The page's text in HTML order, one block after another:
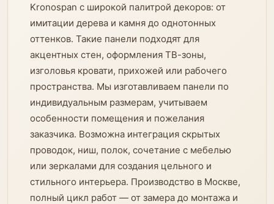
Kronospan с широкой палитрой декоров: от
имитации дерева и камня до однотонных
оттенков. Такие панели подходят для
акцентных стен, оформления ТВ-зоны,
изголовья кровати, прихожей или рабочего
пространства. Мы изготавливаем панели по
индивидуальным размерам, учитываем
особенности помещения и пожелания
заказчика. Возможна интеграция скрытых
проводок, ниш, полок, сочетание с мебелью
или зеркалами для создания цельного и
стильного интерьера. Производство в Москве,
полный цикл работ — от замера до монтажа и